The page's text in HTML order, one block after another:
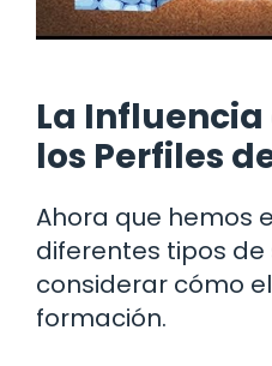
La
los Perfiles
Ahora que hemos
diferentes tipos de
considerar cómo
formación.